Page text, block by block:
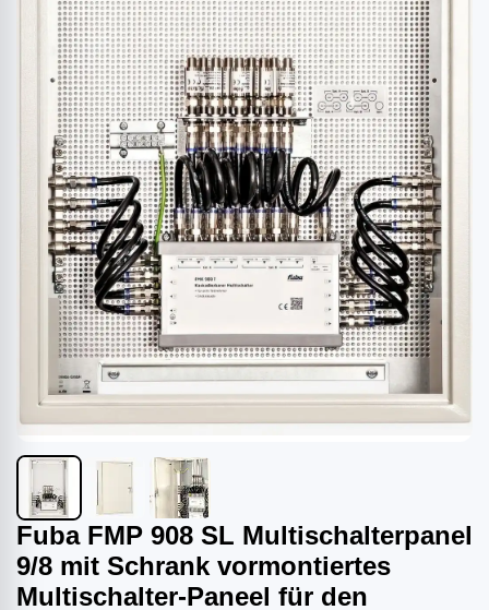
Fuba FMP 908 SL Multischalterpanel
9/8 mit Schrank vormontiertes
Multischalter-Paneel für den